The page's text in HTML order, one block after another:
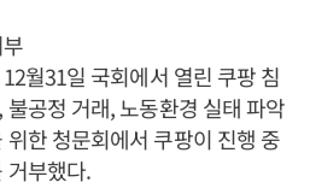
월31일 국회에서 열린 쿠팡 침
공정 거래, 노동환경 실태 파악
한 청문회에서 쿠팡이 진행 중
거부했다.